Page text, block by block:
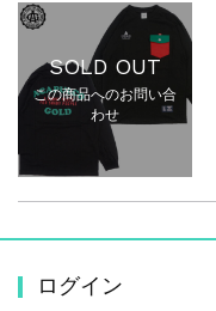
SOLD OUT
この商品へのお問い合
わせ
ログイン